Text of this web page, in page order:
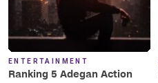
ENTERTAINMENT
Ranking 5 Adegan Action